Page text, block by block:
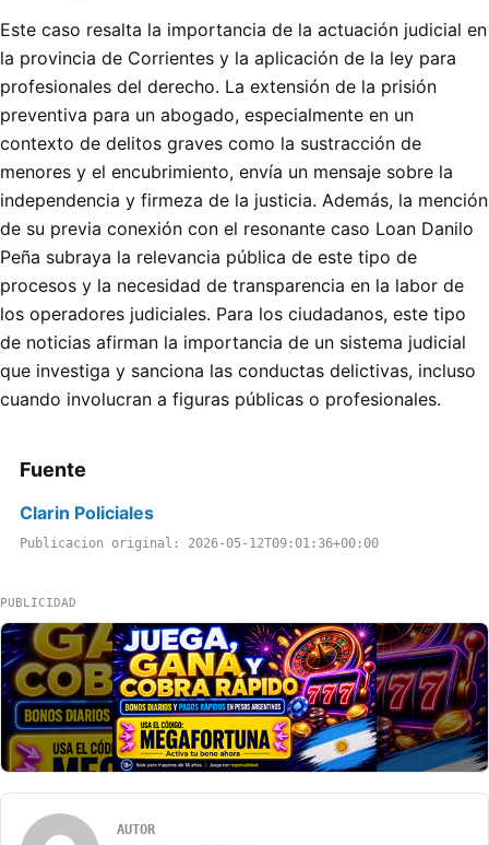
Este caso resalta la importancia de la actuación judicial en
la provincia de Corrientes y la aplicación de la ley para
profesionales del derecho. La extensión de la prisión
preventiva para un abogado, especialmente en un
contexto de delitos graves como la sustracción de
menores y el encubrimiento, envía un mensaje sobre la
independencia y firmeza de la justicia. Además, la mención
de su previa conexión con el resonante caso Loan Danilo
Peña subraya la relevancia pública de este tipo de
procesos y la necesidad de transparencia en la labor de
los operadores judiciales. Para los ciudadanos, este tipo
de noticias afirman la importancia de un sistema judicial
que investiga y sanciona las conductas delictivas, incluso
cuando involucran a figuras públicas o profesionales.
Fuente
Clarin Policiales
Publicacion original: 2026-05-12T09:01:36+00:00
PUBLICIDAD
AUTOR